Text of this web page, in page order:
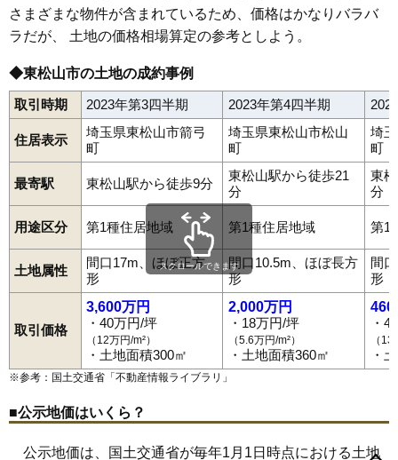
さまざまな物件が含まれているため、価格はかなりバラバ
ラだが、 土地の価格相場算定の参考としよう。
◆東松山市の土地の成約事例
取引時期 2023年第3四半期 2023年第4四半期
住居表示
埼玉県東松山市箭弓
町
埼玉県東松山市松山
町
埼
町
最寄駅 東松山駅から徒歩9分
東松山駅から徒歩21
分
東
分
用途区分 第1種住居地域 第1種住居地域 第1
土地属性
間口17m、ほぼ正方
形
間口10.5m、ほぼ長方
形
間
形
取引価格
3,600万円
・40万円/坪
（12万円/m²）
・土地面積300㎡
2,000万円
・18万円/坪
（5.6万円/m²）
・土地面積360㎡
460
・
（
・
スクロールできます
※参考：国土交通省「不動産情報ライブラリ 」
■公示地価はいくら？
公示地価は、国土交通省が毎年1月1日時点における土地
石橋和泉町市ノ川岩殿大黒部岡御茶山町柏崎上唐子加美町